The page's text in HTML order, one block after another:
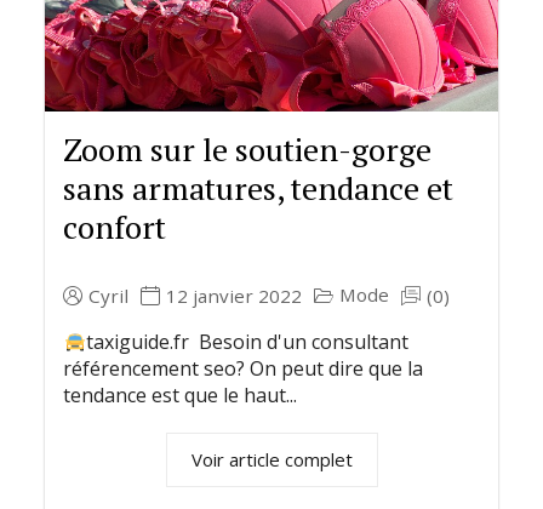
Zoom sur le soutien-gorge
sans armatures, tendance et
confort
Cyril 12 janvier 2022 Mode (0)
taxiguide.fr Besoin d'un consultant
référencement seo? On peut dire que la
tendance est que le haut...
Voir article complet